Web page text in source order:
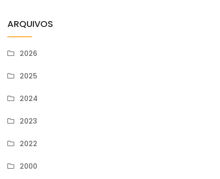
ARQUIVOS
2026
2025
2024
2023
2022
2000